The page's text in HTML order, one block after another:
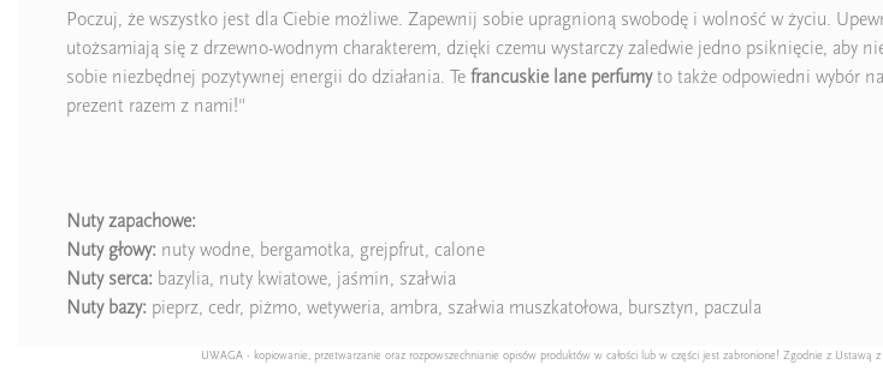
Poczuj, że wszystko jest dla Ciebie możliwe. Zapewnij sobie upragnioną swobodę i wolność w życiu.
utożsamiają się z drzewno-wodnym charakterem, dzięki czemu wystarczy zaledwie jedno psiknięcie, aby
sobie niezbędnej pozytywnej energii do działania. Te francuskie lane perfumyto także odpowiedni wybór
prezent razem z nami!"
Nuty zapachowe:
Nuty głowy: nuty wodne, bergamotka, grejpfrut, calone
Nuty serca: bazylia, nuty kwiatowe, jaśmin, szałwia
Nuty bazy: pieprz, cedr, piżmo, wetyweria, ambra, szałwia muszkatołowa, bursztyn, paczula
UWAGA - kopiowanie, przetwarzanie oraz rozpowszechnianie opisów produktów w całości lub w części jest zabronione! Zgodnie z